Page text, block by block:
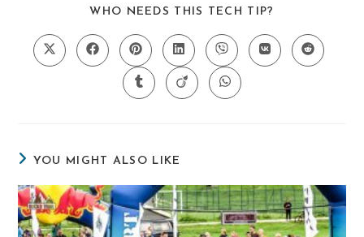
WHO NEEDS THIS TECH TIP?
CONTENT
Opens
in
Opens
in
Opens
in
a
new
window
Opens
in
a
new
window
Opens
in
a
new
window
Opens
in
Opens
in
Opens
in
Opens
in
Opens
in
YOU MIGHT ALSO LIKE